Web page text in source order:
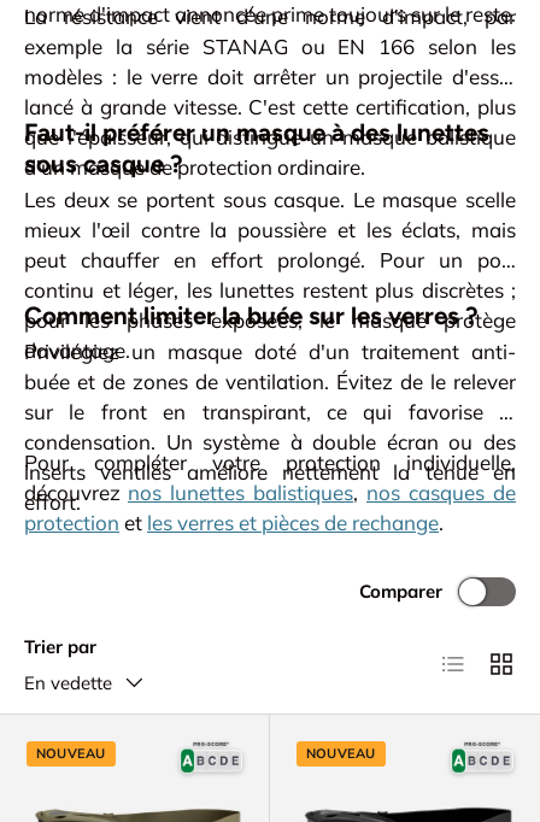
norme d'impact annoncée prime toujours sur le reste.
La résistance vient d'une norme d'impact, par
exemple la série STANAG ou EN 166 selon les
modèles : le verre doit arrêter un projectile d'essai
lancé à grande vitesse. C'est cette certification, plus
que l'épaisseur, qui distingue un masque balistique
d'un masque de protection ordinaire.
Faut-il préférer un masque à des lunettes
sous casque ?
Les deux se portent sous casque. Le masque scelle
mieux l'œil contre la poussière et les éclats, mais
peut chauffer en effort prolongé. Pour un port
continu et léger, les lunettes restent plus discrètes ;
pour les phases exposées, le masque protège
davantage.
Comment limiter la buée sur les verres ?
Privilégiez un masque doté d'un traitement anti-
buée et de zones de ventilation. Évitez de le relever
sur le front en transpirant, ce qui favorise la
condensation. Un système à double écran ou des
inserts ventilés améliore nettement la tenue en
effort.
Pour compléter votre protection individuelle,
découvrez nos lunettes balistiques, nos casques de
protection et les verres et pièces de rechange.
Trier par
En vedette
Comparer
Liste Grille
NOUVEAU NOUVEAU